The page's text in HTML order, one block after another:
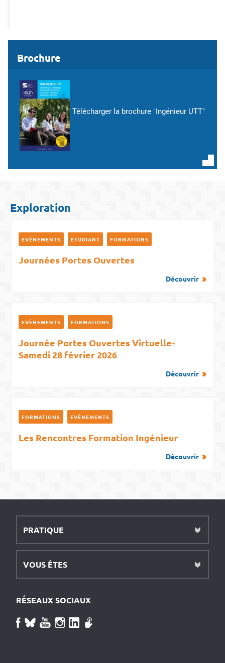
Brochure
Télécharger la brochure "Ingénieur UTT"
Exploration
EVÉNEMENTS ETUDIANT FORMATIONS
Journées Portes Ouvertes
Découvrir
EVÉNEMENTS FORMATIONS
Journée Portes Ouvertes Virtuelle-
Samedi 28 février 2026
Découvrir
FORMATIONS EVÉNEMENTS
Les Rencontres Formation Ingénieur
Découvrir
PRATIQUE
VOUS ÊTES
RÉSEAUX SOCIAUX